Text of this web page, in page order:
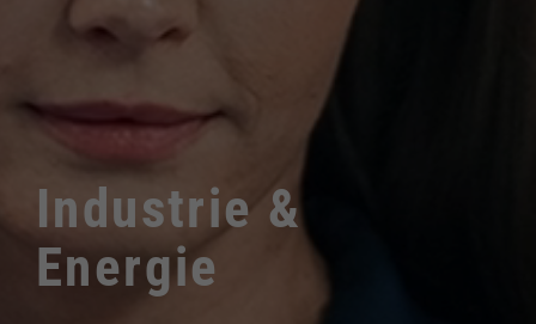
Industrie &
Energie